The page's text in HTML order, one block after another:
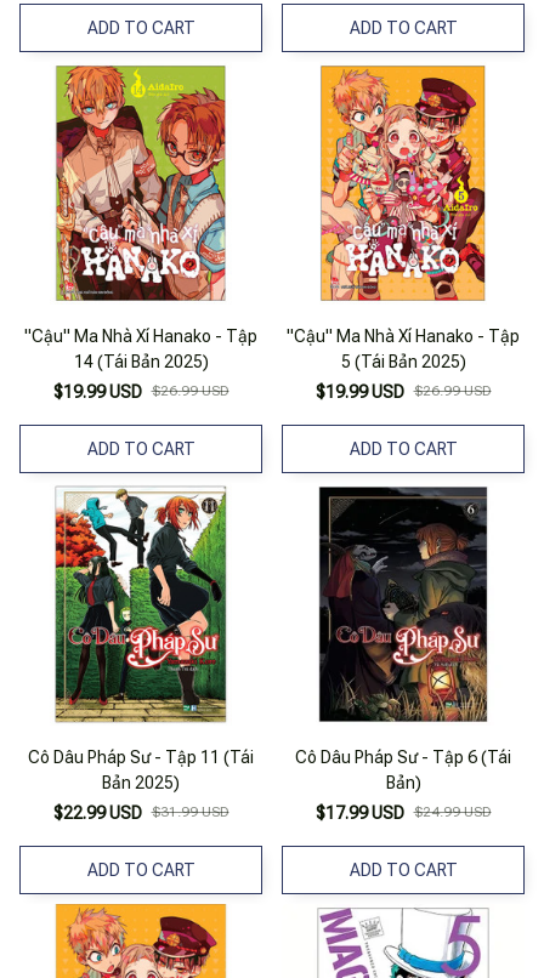
ADD TO CART ADD TO CART
"Cậu" Ma Nhà Xí Hanako - Tập
14 (Tái Bản 2025)
$19.99 USD $26.99 USD
ADD TO CART
"Cậu" Ma Nhà Xí Hanako - Tập
5 (Tái Bản 2025)
$19.99 USD $26.99 USD
ADD TO CART
Cô Dâu Pháp Sư - Tập 11 (Tái
Bản 2025)
$22.99 USD $31.99 USD
ADD TO CART
Cô Dâu Pháp Sư - Tập 6 (Tái
Bản)
$17.99 USD $24.99 USD
ADD TO CART